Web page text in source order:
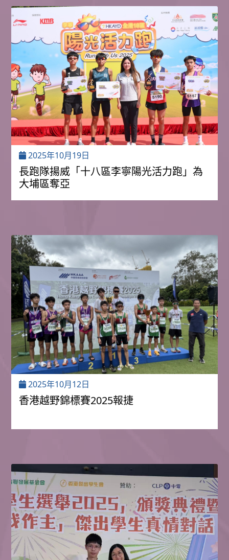
2025年10月19日
長跑隊揚威「十八區李寧陽光活力跑」為
大埔區奪亞
2025年10月12日
香港越野錦標賽2025報捷